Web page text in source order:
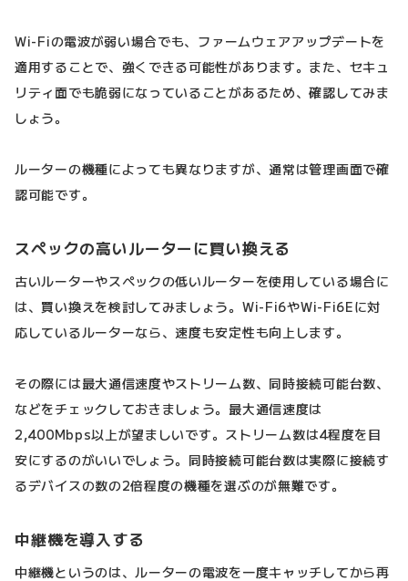
Wi-Fiの電波が弱い場合でも、ファームウェアアップデートを
適用することで、強くできる可能性があります。また、セキュ
リティ面でも脆弱になっていることがあるため、確認してみま
しょう。
ルーターの機種によっても異なりますが、通常は管理画面で確
認可能です。
スペックの高いルーターに買い換える
古いルーターやスペックの低いルーターを使用している場合に
は、買い換えを検討してみましょう。Wi-Fi6やWi-Fi6Eに対
応しているルーターなら、速度も安定性も向上します。
その際には最大通信速度やストリーム数、同時接続可能台数、
などをチェックしておきましょう。最大通信速度は
2,400Mbps以上が望ましいです。ストリーム数は4程度を目
安にするのがいいでしょう。同時接続可能台数は実際に接続す
るデバイスの数の2倍程度の機種を選ぶのが無難です。
中継機を導入する
中継機というのは、ルーターの電波を一度キャッチしてから再